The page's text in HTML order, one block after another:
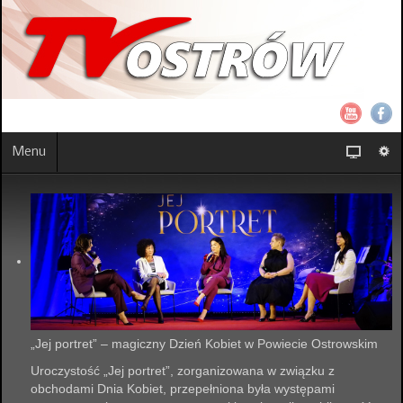
Menu
„Jej portret” – magiczny Dzień Kobiet w Powiecie Ostrowskim
Uroczystość „Jej portret”, zorganizowana w związku z
obchodami Dnia Kobiet, przepełniona była występami